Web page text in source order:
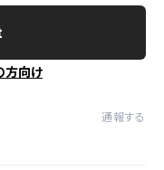
方向け
通報する